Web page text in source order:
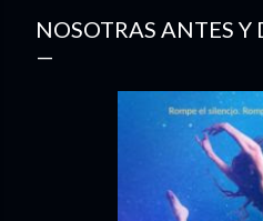
NOSOTRAS ANTES Y